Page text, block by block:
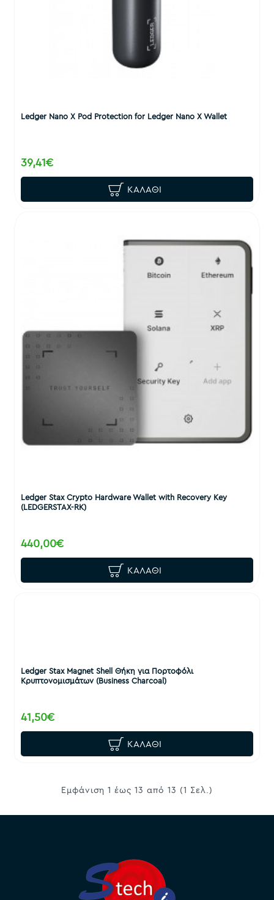
Ledger Nano X Pod Protection for Ledger Nano X Wallet
39,41€
ΚΑΛΆΘΙ
Ledger Stax Crypto Hardware Wallet with Recovery Key
(LEDGERSTAX-RK)
440,00€
ΚΑΛΆΘΙ
Ledger Stax Magnet Shell Θήκη για Πορτοφόλι
Κρυπτονομισμάτων (Business Charcoal)
41,50€
ΚΑΛΆΘΙ
Εμφάνιση 1 έως 13 από 13 (1 Σελ.)